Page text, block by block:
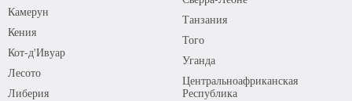
Камерун
Кения
Кот-д'Ивуар
Лесото
Либерия
Танзания
Того
Уганда
Центральноафриканская
Республика